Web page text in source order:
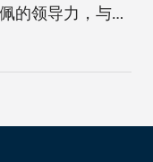
的领导力，与相
资源的承诺来筹